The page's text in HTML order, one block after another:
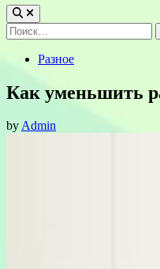
Найти:
PostedРазное
Как уменьшить
byAdmin